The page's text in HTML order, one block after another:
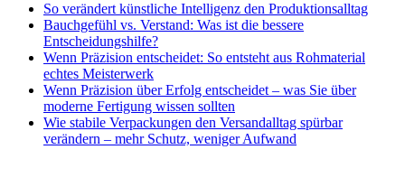
So verändert künstliche Intelligenz den Produktionsalltag
Bauchgefühl vs. Verstand: Was ist die bessere
Entscheidungshilfe?
Wenn Präzision entscheidet: So entsteht aus Rohmaterial
echtes Meisterwerk
Wenn Präzision über Erfolg entscheidet – was Sie über
moderne Fertigung wissen sollten
Wie stabile Verpackungen den Versandalltag spürbar
verändern – mehr Schutz, weniger Aufwand